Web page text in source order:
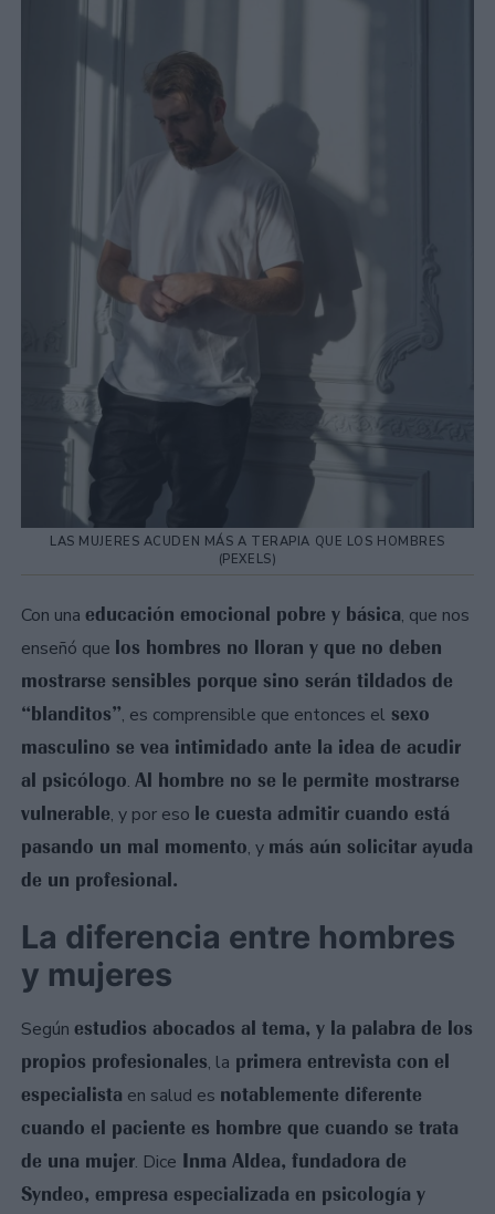
LAS MUJERES ACUDEN MÁS A TERAPIA QUE LOS HOMBRES
(PEXELS)
Con una educación emocional pobre y básica, que nos
enseñó que los hombres no lloran y que no deben
mostrarse sensibles porque sino serán tildados de
“blanditos”, es comprensible que entonces el sexo
masculino se vea intimidado ante la idea de acudir
al psicólogo. Al hombre no se le permite mostrarse
vulnerable, y por eso le cuesta admitir cuando está
pasando un mal momento, y más aún solicitar ayuda
de un profesional.
La diferencia entre hombres
y mujeres
Según estudios abocados al tema, y la palabra de los
propios profesionales, la primera entrevista con el
especialista en salud es notablemente diferente
cuando el paciente es hombre que cuando se trata
de una mujer. Dice Inma Aldea, fundadora de
Syndeo, empresa especializada en psicología y